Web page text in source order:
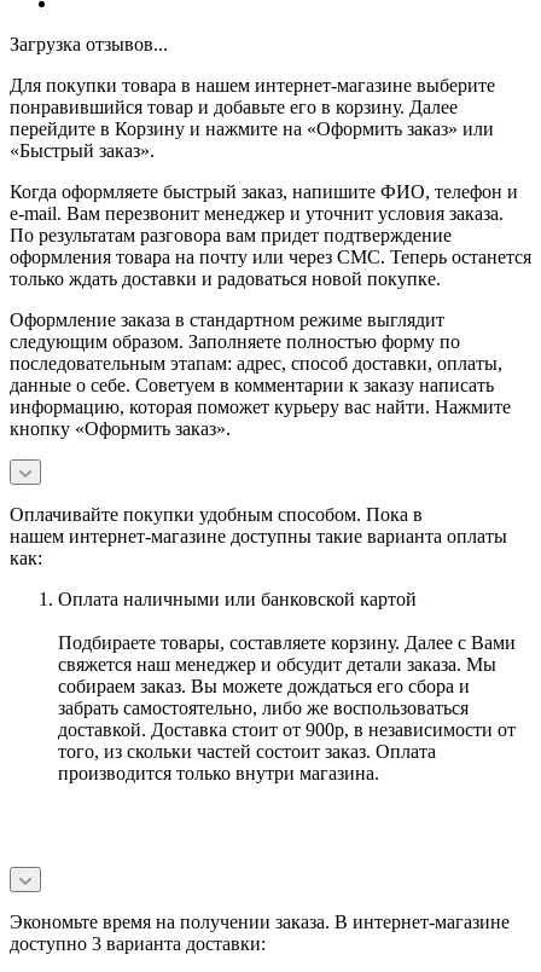
Загрузка отзывов...
Для покупки товара в нашем интернет-магазине выберите
понравившийся товар и добавьте его в корзину. Далее
перейдите в Корзину и нажмите на «Оформить заказ» или
«Быстрый заказ».
Когда оформляете быстрый заказ, напишите ФИО, телефон и
e-mail. Вам перезвонит менеджер и уточнит условия заказа.
По результатам разговора вам придет подтверждение
оформления товара на почту или через СМС. Теперь останется
только ждать доставки и радоваться новой покупке.
Оформление заказа в стандартном режиме выглядит
следующим образом. Заполняете полностью форму по
последовательным этапам: адрес, способ доставки, оплаты,
данные о себе. Советуем в комментарии к заказу написать
информацию, которая поможет курьеру вас найти. Нажмите
кнопку «Оформить заказ».
Оплачивайте покупки удобным способом. Пока в
нашем интернет-магазине доступны такие варианта оплаты
как:
Оплата наличными или банковской картой
Подбираете товары, составляете корзину. Далее с Вами
свяжется наш менеджер и обсудит детали заказа. Мы
собираем заказ. Вы можете дождаться его сбора и
забрать самостоятельно, либо же воспользоваться
доставкой. Доставка стоит от 900р, в независимости от
того, из скольки частей состоит заказ. Оплата
производится только внутри магазина.
Экономьте время на получении заказа. В интернет-магазине
доступно 3 варианта доставки: